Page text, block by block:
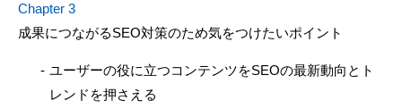
Chapter 3
成果につながるSEO対策のため気をつけたいポイント
ユーザーの役に立つコンテンツをSEOの最新動向とト
レンドを押さえる